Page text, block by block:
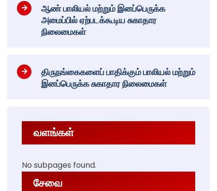
ஆண் பாலியல் மற்றும் இனப்பெருக்க
அமைப்பில் ஏற்படக்கூடிய சுகாதார
நிலைமைகள்
திருநங்கைகளைப் பாதிக்கும் பாலியல் மற்றும்
இனப்பெருக்க சுகாதார நிலைமைகள்
வளங்கள்
No subpages found.
சேவை